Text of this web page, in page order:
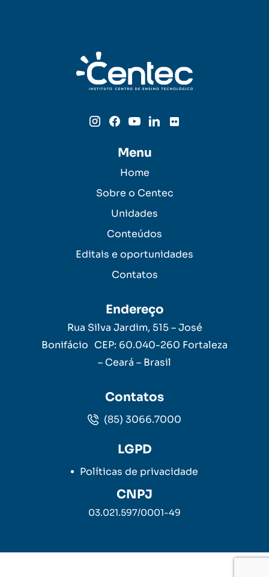
Menu
Home
Sobre o Centec
Unidades
Conteúdos
Editais e oportunidades
Contatos
Endereço
Rua Silva Jardim, 515 – José
Bonifácio CEP: 60.040-260 Fortaleza
– Ceará – Brasil
Contatos
(85) 3066.7000
LGPD
Políticas de privacidade
CNPJ
03.021.597/0001-49